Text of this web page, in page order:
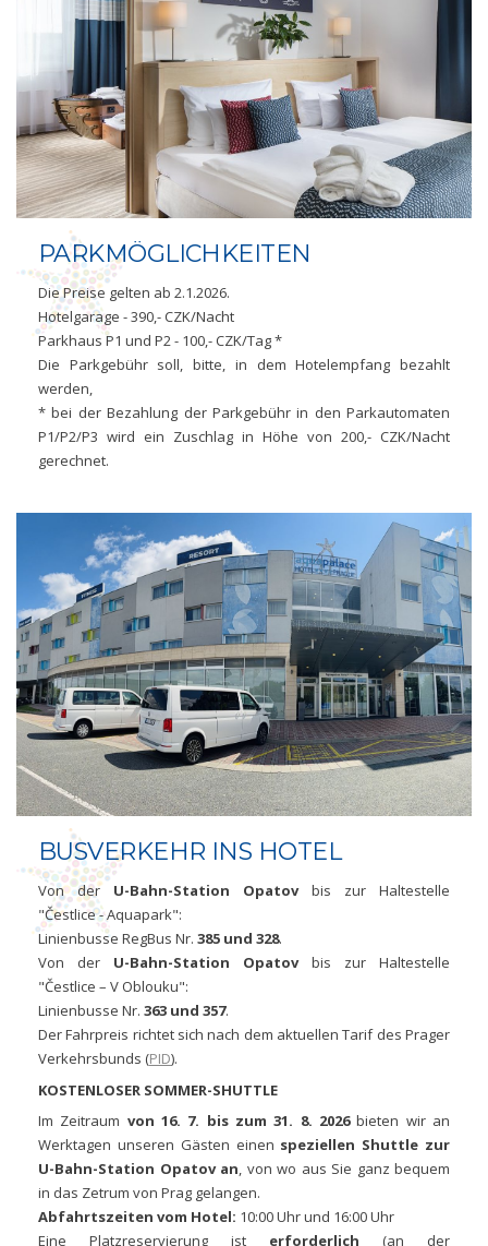
PARKMÖGLICHKEITEN
Die Preise gelten ab 2.1.2026.
Hotelgarage - 390,- CZK/Nacht
Parkhaus P1 und P2 - 100,- CZK/Tag *
Die Parkgebühr soll, bitte, in dem Hotelempfang bezahlt
werden,
* bei der Bezahlung der Parkgebühr in den Parkautomaten
P1/P2/P3 wird ein Zuschlag in Höhe von 200,- CZK/Nacht
gerechnet.
BUSVERKEHR INS HOTEL
Von der U-Bahn-Station Opatovbis zur Haltestelle
"Čestlice - Aquapark":
Linienbusse RegBus Nr. 385 und 328.
Von der U-Bahn-Station Opatovbis zur Haltestelle
"Čestlice – V Oblouku":
Linienbusse Nr. 363 und 357.
Der Fahrpreis richtet sich nach dem aktuellen Tarif des Prager
Verkehrsbunds (PID).
KOSTENLOSER SOMMER-SHUTTLE
Im Zeitraum von 16. 7. bis zum 31. 8. 2026bieten wir an
Werktagen unseren Gästen einen speziellen Shuttle zur
U-Bahn-Station Opatov an, von wo aus Sie ganz bequem
in das Zetrum von Prag gelangen.
Abfahrtszeiten vom Hotel: 10:00 Uhr und 16:00 Uhr
Eine Platzreservierung ist erforderlich (an der